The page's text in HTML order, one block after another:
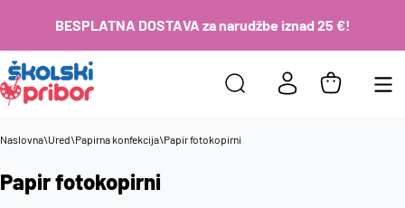
BESPLATNA DOSTAVA za narudžbe iznad 25 €!
Naslovna\Ured\Papirna konfekcija\Papir fotokopirni
Papir fotokopirni